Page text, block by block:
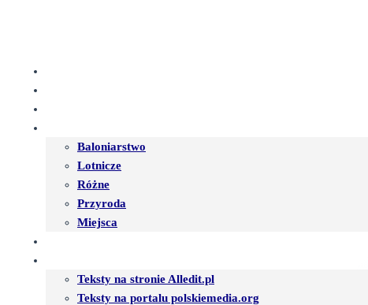
Baloniarstwo
Lotnicze
Różne
Przyroda
Miejsca
Teksty na stronie Alledit.pl
Teksty na portalu polskiemedia.org